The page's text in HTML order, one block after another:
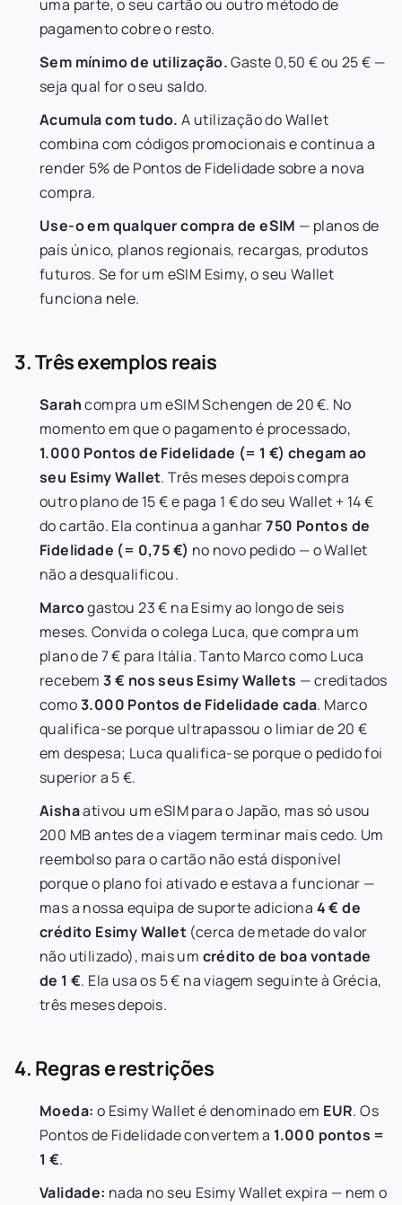
uma parte, o seu cartão ou outro método de
pagamento cobre o resto.
Sem mínimo de utilização.Gaste 0,50 € ou 25 € —
seja qual for o seu saldo.
Acumula com tudo. A utilização do Wallet
combina com códigos promocionais e continua a
render 5% de Pontos de Fidelidade sobre a nova
compra.
Use-o em qualquer compra de eSIM — planos de
país único, planos regionais, recargas, produtos
futuros. Se for um eSIM Esimy, o seu Wallet
funciona nele.
3. Três exemplos reais
Sarahcompra um eSIM Schengen de 20 €. No
momento em que o pagamento é processado,
1.000 Pontos de Fidelidade (= 1 €) chegam ao
seu Esimy Wallet. Três meses depois compra
outro plano de 15 € e paga 1 € do seu Wallet + 14 €
do cartão. Ela continua a ganhar750 Pontos de
Fidelidade (= 0,75 €) no novo pedido — o Wallet
não a desqualificou.
Marcogastou 23 € na Esimy ao longo de seis
meses. Convida o colega Luca, que compra um
plano de 7 € para Itália. Tanto Marco como Luca
recebem3 € nos seus Esimy Wallets — creditados
como3.000 Pontos de Fidelidade cada. Marco
qualifica-se porque ultrapassou o limiar de 20 €
em despesa; Luca qualifica-se porque o pedido foi
superior a 5 €.
Aishaativou um eSIM para o Japão, mas só usou
200 MB antes de a viagem terminar mais cedo. Um
reembolso para o cartão não está disponível
porque o plano foi ativado e estava a funcionar —
mas a nossa equipa de suporte adiciona 4 € de
crédito Esimy Wallet (cerca de metade do valor
não utilizado), mais um crédito de boa vontade
de 1 €. Ela usa os 5 € na viagem seguinte à Grécia,
três meses depois.
4. Regras e restrições
Moeda: o Esimy Wallet é denominado em EUR. Os
Pontos de Fidelidade convertem a 1.000 pontos =
1 €.
Validade: nada no seu Esimy Wallet expira — nem o